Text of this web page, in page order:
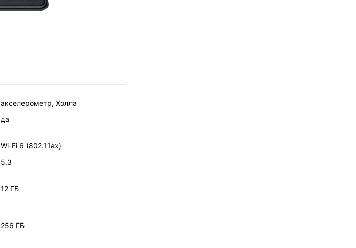
акселерометр, Холла
да
Wi-Fi 6 (802.11ax)
5.3
12 ГБ
256 ГБ